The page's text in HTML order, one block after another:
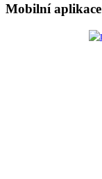
Mobilní aplikace